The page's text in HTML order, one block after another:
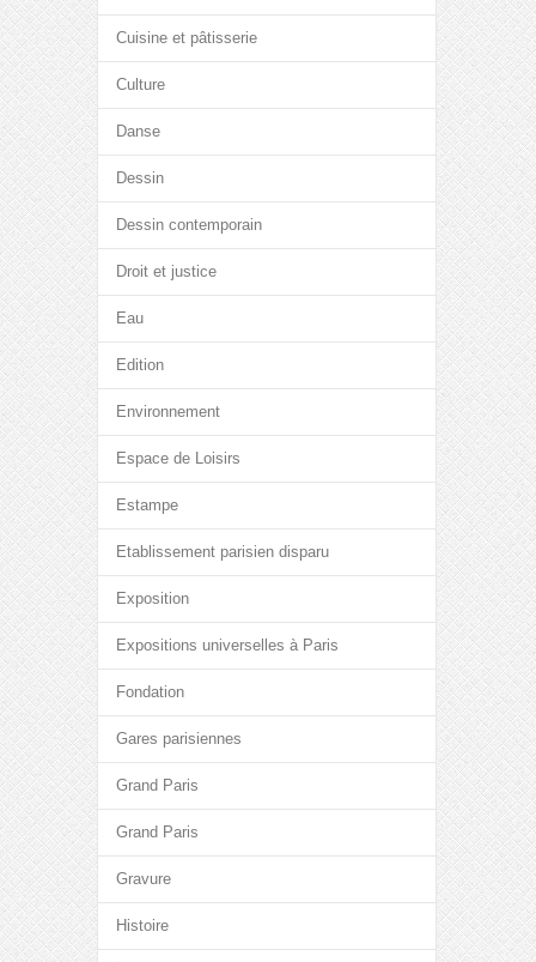
Cuisine et pâtisserie
Culture
Danse
Dessin
Dessin contemporain
Droit et justice
Eau
Edition
Environnement
Espace de Loisirs
Estampe
Etablissement parisien disparu
Exposition
Expositions universelles à Paris
Fondation
Gares parisiennes
Grand Paris
Grand Paris
Gravure
Histoire